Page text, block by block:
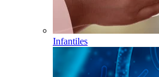
Infantiles